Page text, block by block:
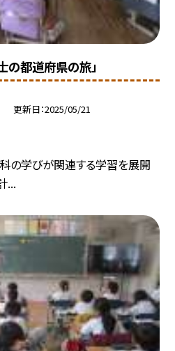
の都道府県の旅」
更新日 2025/05/21
の学びが関連する学習を展開
...